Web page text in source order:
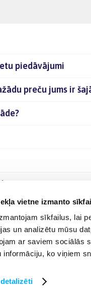
vietne izmanto
sīkfailus, lai
un analizētu mūsu
ar saviem sociālās
informāciju, ko viņiem
piedāvājumi
preču jums ir
preci?